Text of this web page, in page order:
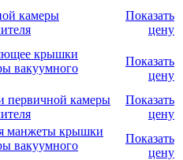
камеры
Показать
цену
крышки
вакуумного
Показать
цену
первичной камеры
Показать
цену
манжеты крышки
вакуумного
Показать
цену